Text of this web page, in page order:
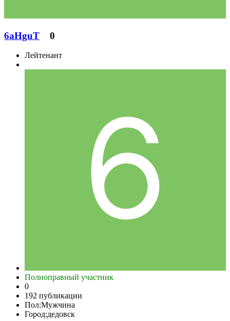
6aHguT 0
Лейтенант
Полноправный участник
0
192 публикации
Пол:Мужчина
Город:дедовск